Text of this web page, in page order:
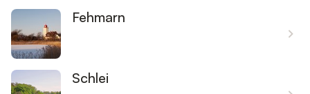
Fehmarn
Schlei